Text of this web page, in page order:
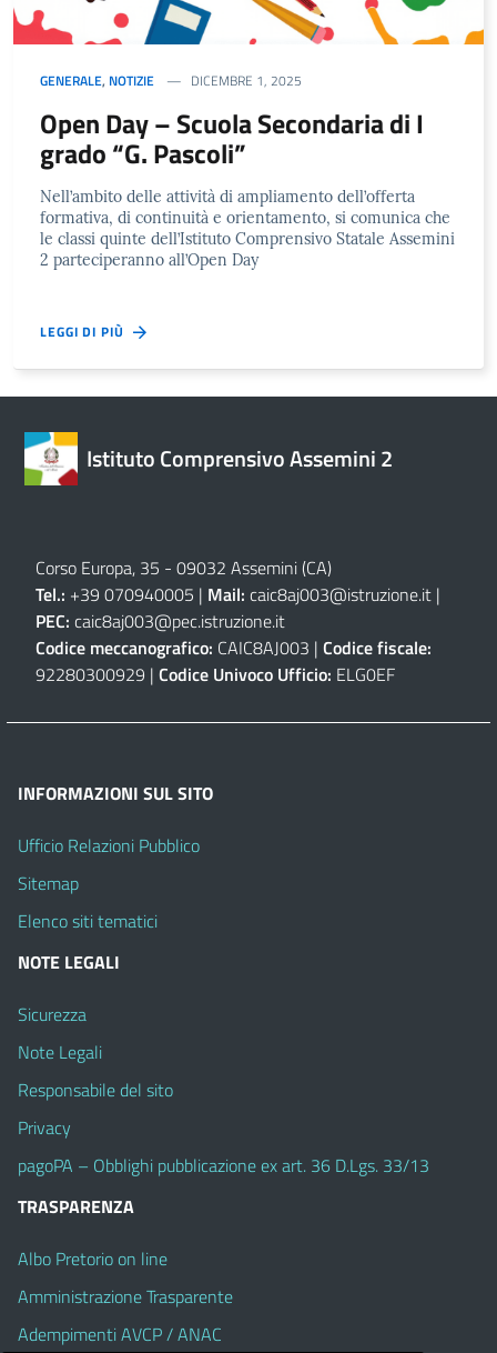
GENERALE, NOTIZIE DICEMBRE 1, 2025
Open Day – Scuola Secondaria di I
grado “G. Pascoli”
Nell’ambito delle attività di ampliamento dell’offerta
formativa, di continuità e orientamento, si comunica che
le classi quinte dell’Istituto Comprensivo Statale Assemini
2 parteciperanno all’Open Day
LEGGI DI PIÙ
Istituto Comprensivo Assemini 2
Corso Europa, 35 - 09032 Assemini (CA)
Tel.: +39 070940005 | Mail: caic8aj003@istruzione.it |
PEC: caic8aj003@pec.istruzione.it
Codice meccanografico: CAIC8AJ003 | Codice fiscale:
92280300929 | Codice Univoco Ufficio: ELG0EF
INFORMAZIONI SUL SITO
Ufficio Relazioni Pubblico
Sitemap
Elenco siti tematici
NOTE LEGALI
Sicurezza
Note Legali
Responsabile del sito
Privacy
pagoPA – Obblighi pubblicazione ex art. 36 D.Lgs. 33/13
TRASPARENZA
Albo Pretorio on line
Amministrazione Trasparente
Adempimenti AVCP / ANAC